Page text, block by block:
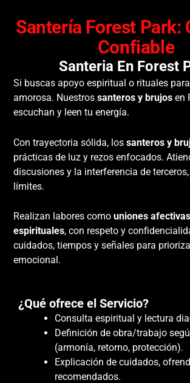
Santería Forest Park:
Confiable
Santeria En Forest
Si buscas apoyo espiritual o rituales
amorosa. Nuestros santeros y brujos en
escuchan y leen tu energía.
Con trayectoria sólida, los santeros y
prácticas de luz y rezos enfocados.
discusiones y la interferencia de
límites.
Realizan labores como uniones afectivas
espirituales, con respeto y
cuidados, tiempos y señales para
emocional.
¿Qué ofrece el Servicio?
Consulta espiritual y lectura
Definición de obra/trabajo
(armonía, retorno, protección).
Explicación de cuidados,
recomendados.